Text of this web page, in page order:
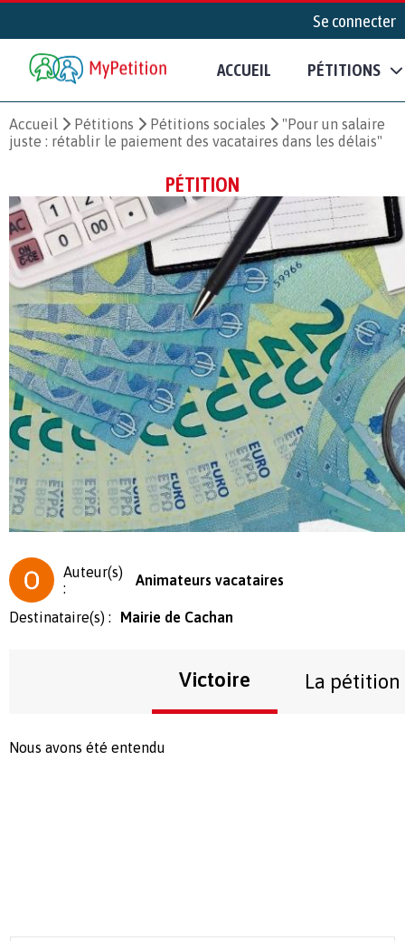
Se connecter
ACCUEIL PÉTITIONS
Accueil Pétitions Pétitions sociales
"Pour un salaire
juste : rétablir le paiement des vacataires dans les délais"
PÉTITION
Auteur(s)
:
Animateurs vacataires
Destinataire(s) : Mairie de Cachan
Victoire La pétition
Nous avons été entendu